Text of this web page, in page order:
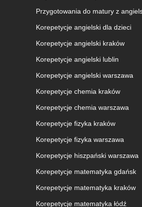
Przygotowania do matury z
Korepetycje angielski dla dzieci
Korepetycje angielski kraków
Korepetycje angielski lublin
Korepetycje angielski warszawa
Korepetycje chemia kraków
Korepetycje chemia warszawa
Korepetycje fizyka kraków
Korepetycje fizyka warszawa
Korepetycje hiszpański warszawa
Korepetycje matematyka gdańsk
Korepetycje matematyka kraków
Korepetycje matematyka łódź